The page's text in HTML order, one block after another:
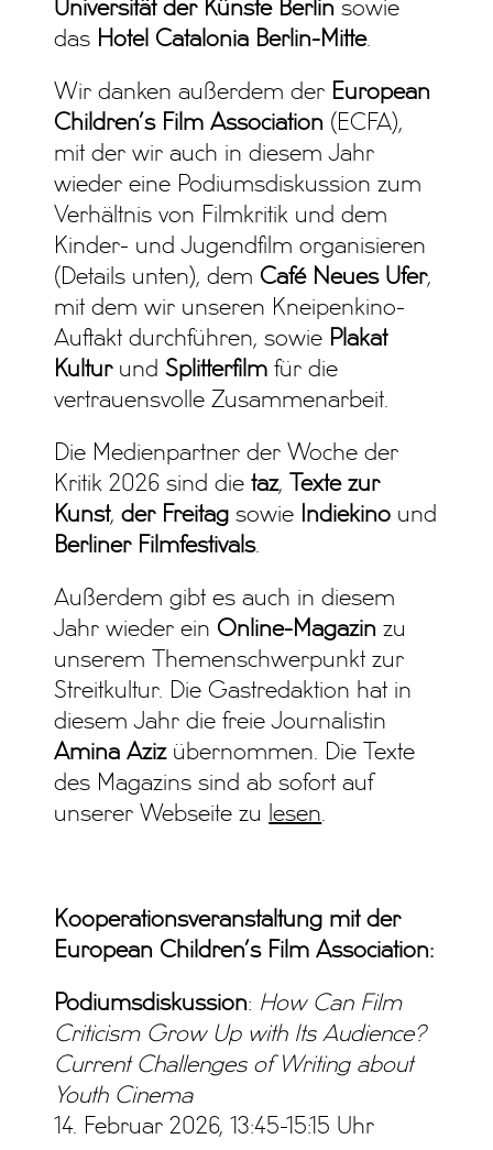
Universität der Künste Berlin sowie
das Hotel Catalonia Berlin-Mitte.
Wir danken außerdem der European
Children’s Film Association (ECFA),
mit der wir auch in diesem Jahr
wieder eine Podiumsdiskussion zum
Verhältnis von Filmkritik und dem
Kinder- und Jugendfilm organisieren
(Details unten), dem Café Neues Ufer,
mit dem wir unseren Kneipenkino-
Auftakt durchführen, sowie Plakat
KulturundSplitterfilm für die
vertrauensvolle Zusammenarbeit.
Die Medienpartner der Woche der
Kritik 2026 sind dietaz,
Texte zur
Kunst,der Freitag sowie Indiekino und
Berliner Filmfestivals.
Außerdem gibt es auch in diesem
Jahr wieder ein Online-Magazin zu
unserem Themenschwerpunkt zur
Streitkultur. Die Gastredaktion hat in
diesem Jahr die freie Journalistin
Amina Azizübernommen. Die Texte
des Magazins sind ab sofort auf
unserer Webseite zu lesen.
Kooperationsveranstaltung mit der
European Children’s Film Association:
Podiumsdiskussion: How Can Film
Criticism Grow Up with Its Audience?
Current Challenges of Writing about
Youth Cinema
14. Februar 2026, 13:45-15:15 Uhr